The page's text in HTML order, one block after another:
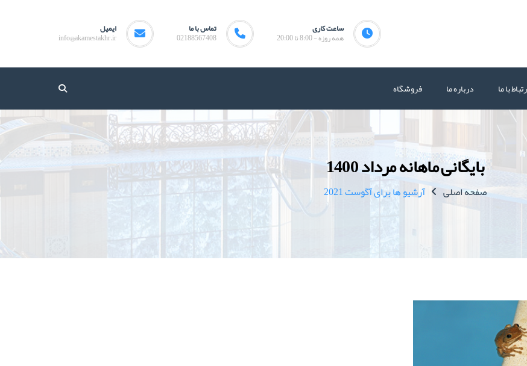
ایمیل
info@akamestakhr.ir
تماس با ما
02188567408
ساعت کاری
همه روزه - 8:00 تا 20:00
با ما درباره ما فروشگاه
بایگانی ماهانه مرداد 1400
صفحه اصلی آرشیو ها برای آگوست 2021